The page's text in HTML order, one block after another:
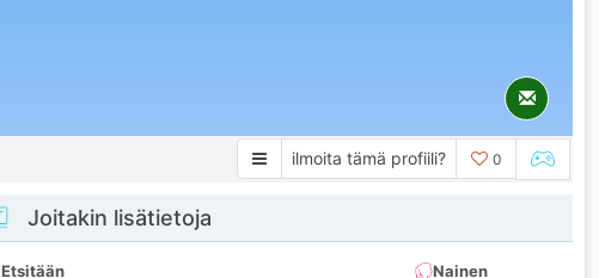
ilmoita tämä profiili? 0
Joitakin lisätietoja
Etsitään
Nainen